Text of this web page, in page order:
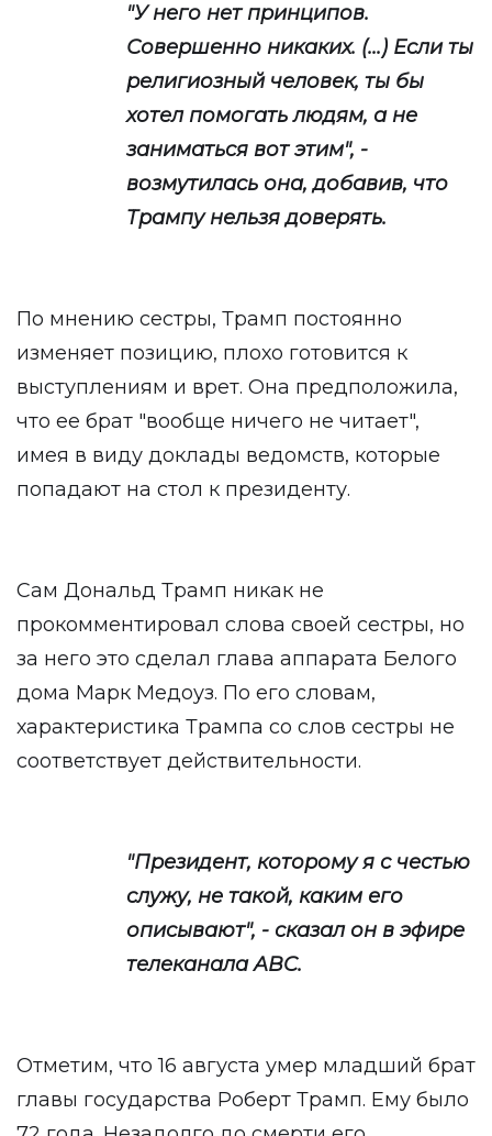
"У него нет принципов.
Совершенно никаких. (...) Если ты
религиозный человек, ты бы
хотел помогать людям, а не
заниматься вот этим", -
возмутилась она, добавив, что
Трампу нельзя доверять.
По мнению сестры, Трамп постоянно
изменяет позицию, плохо готовится к
выступлениям и врет. Она предположила,
что ее брат "вообще ничего не читает",
имея в виду доклады ведомств, которые
попадают на стол к президенту.
Сам Дональд Трамп никак не
прокомментировал слова своей сестры, но
за него это сделал глава аппарата Белого
дома Марк Медоуз. По его словам,
характеристика Трампа со слов сестры не
соответствует действительности.
"Президент, которому я с честью
служу, не такой, каким его
описывают", - сказал он в эфире
телеканалаABC.
Отметим, что 16 августа умер младший брат
главы государства Роберт Трамп. Ему было